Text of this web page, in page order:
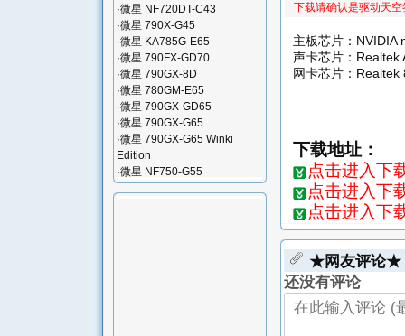
下载请确认是驱动天
主板芯片：NVIDIA
声卡芯片：Realtek
网卡芯片：Realtek
下载地址：
点击进入下
点击进入下
点击进入下
★网友评论★
还没有评论
·微星 NF720DT-C43
·微星 790X-G45
·微星 KA785G-E65
·微星 790FX-GD70
·微星 790GX-8D
·微星 780GM-E65
·微星 790GX-GD65
·微星 790GX-G65
·微星 790GX-G65 Winki
Edition
·微星 NF750-G55